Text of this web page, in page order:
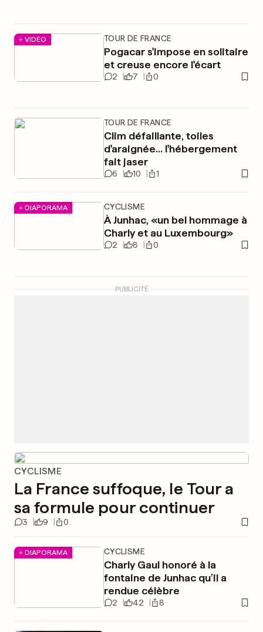
+ VIDÉO TOUR DE FRANCE
Pogacar s'impose en solitaire
et creuse encore l'écart
2 7 0
TOUR DE FRANCE
Clim défaillante, toiles
d'araignée... l'hébergement
fait jaser
6 10 1
+ DIAPORAMA CYCLISME
À Junhac, «un bel hommage à
Charly et au Luxembourg»
2 8 0
PUBLICITÉ
CYCLISME
La France suffoque, le Tour a
sa formule pour continuer
3 9 0
+ DIAPORAMA CYCLISME
Charly Gaul honoré à la
fontaine de Junhac qu’il a
rendue célèbre
2 42 8